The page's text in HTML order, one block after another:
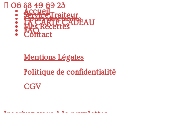
06 88 49 69 23
Accueil
Service Traiteur
Cours de cuisine
LA CARTE CADEAU
Mes Recettes
FAQ
Contact
Mentions Légales
Politique de confidentialité
CGV